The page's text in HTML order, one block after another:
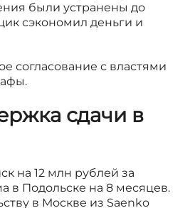
были устранены до
сэкономил деньги и
согласование с властями
сдачи в
на 12 млн рублей за
в Подольске на 8 месяцев.
в Москве из Saenko